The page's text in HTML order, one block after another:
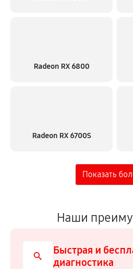
Radeon RX 6800
Radeon RX 6700S
Наши
Быстрая и
диагностика